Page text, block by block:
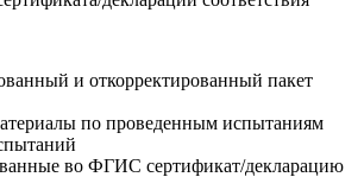
и откорректированный пакет
по проведенным испытаниям
во ФГИС сертификат/декларацию